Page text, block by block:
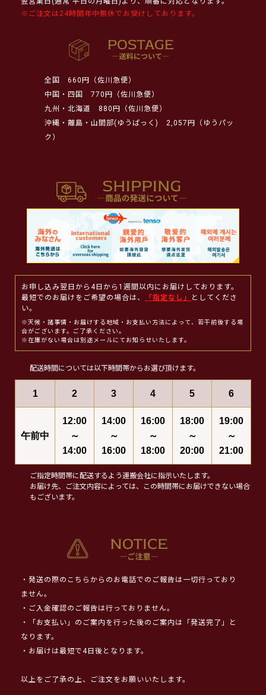
※ご注文は24時間年中無休でお受けしております。
全国
660円（佐川急便）
中国・四国
770円（佐川急便）
九州・北海道
880円（佐川急便）
沖縄・離島・山間部(ゆうぱっく)
2,057円（ゆうパッ
ク）
お申し込み翌日から4日から1週間以内にお届けしております。
最短でのお届けをご希望の場合は、
「指定なし」
としてくださ
い。
※天候・諸事情・お届けする地域・お支払い方法によって、若干前後する場
合がございます。ご了承ください。
※在庫がない場合は別途メールにてお知らせいたします。
配送時間については以下時間帯からお選び頂けます。
1 2 3 4 5 6
午前中
12:00
～
14:00
14:00
～
16:00
16:00
～
18:00
18:00
～
20:00
19:00
～
21:00
ご指定時間帯に配送するよう運搬会社に指示いたします。
お届け先、ご注文内容によっては、この時間帯にお届けできない場合
もございます。
・発送の際のこちらからのお電話でのご報告は一切行っており
ません。
・ご入金確認のご報告は行っておりません。
・「お支払い」のご案内を行った後のご案内は「発送完了」と
なります。
・お届けは最短で4日後となります。
以上をご了承の上、ご注文をお願いいたします。